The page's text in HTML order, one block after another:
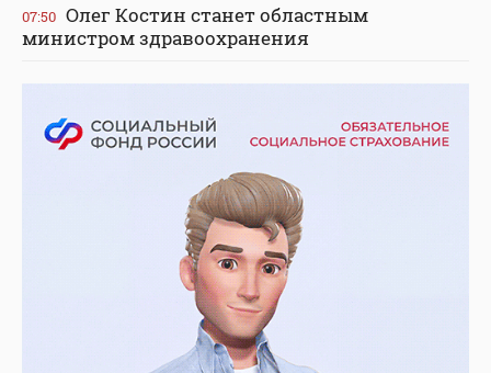
07:50 Олег Костин станет областным
министром здравоохранения